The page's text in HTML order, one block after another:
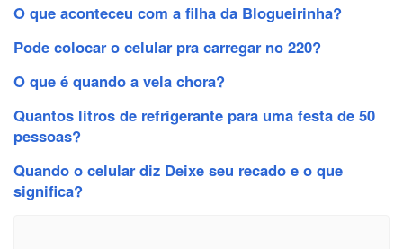
O que aconteceu com a filha da Blogueirinha?
Pode colocar o celular pra carregar no 220?
O que é quando a vela chora?
Quantos litros de refrigerante para uma festa de 50
pessoas?
Quando o celular diz Deixe seu recado e o que
significa?